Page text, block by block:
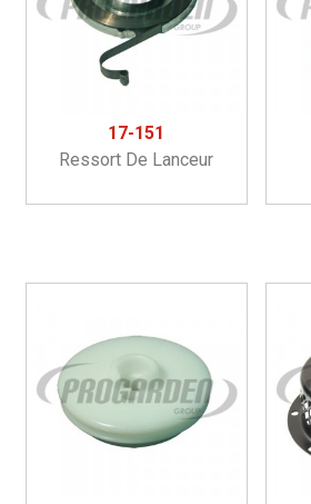
17-151
Ressort De Lanceur